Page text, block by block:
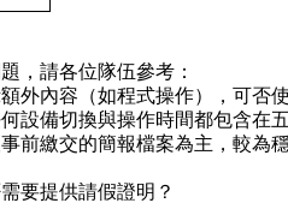
，請各位隊伍參考：
外內容（如程式操作），可否
設備切換與操作時間都包含在
前繳交的簡報檔案為主，較為穩
要提供請假證明？